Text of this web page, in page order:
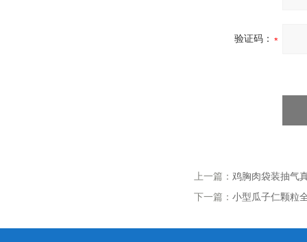
验证码：
上一篇： 鸡胸肉袋装抽气
下一篇： 小型瓜子仁颗粒